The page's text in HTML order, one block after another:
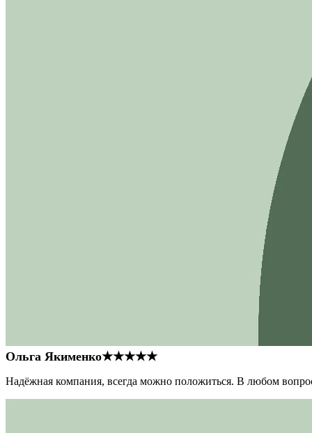
Ольга Якименко★★★★★
Надёжная компания, всегда можно положиться. В любом